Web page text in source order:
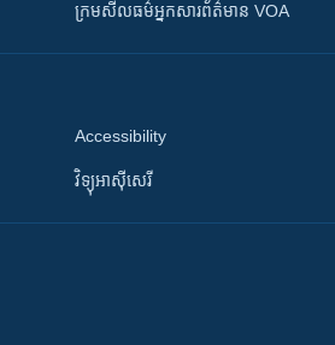
ក្រម​​​សីលធម៌​​​អ្នក​​​សារព័ត៌មាន VOA
Accessibility
វិទ្យុ​អាស៊ី​សេរី